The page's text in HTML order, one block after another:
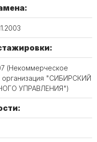
(Некоммерческое
организация "СИБИРСКИЙ
УПРАВЛЕНИЯ")